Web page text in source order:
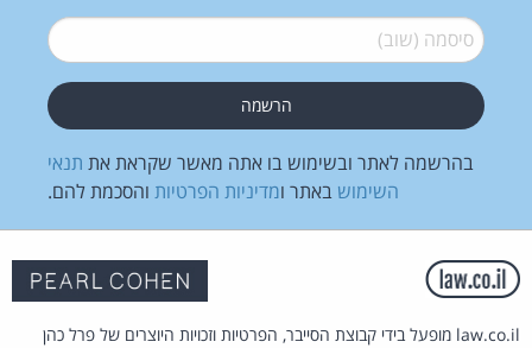
סיסמה (שוב)*
בהרשמה לאתר ובשימוש בו אתה מאשר שקראת את תנאי
השימוש באתר ומדיניות הפרטיות והסכמת להם.
law.co.il מופעל בידי קבוצת הסייבר, הפרטיות וזכויות היוצרים של פרל כהן